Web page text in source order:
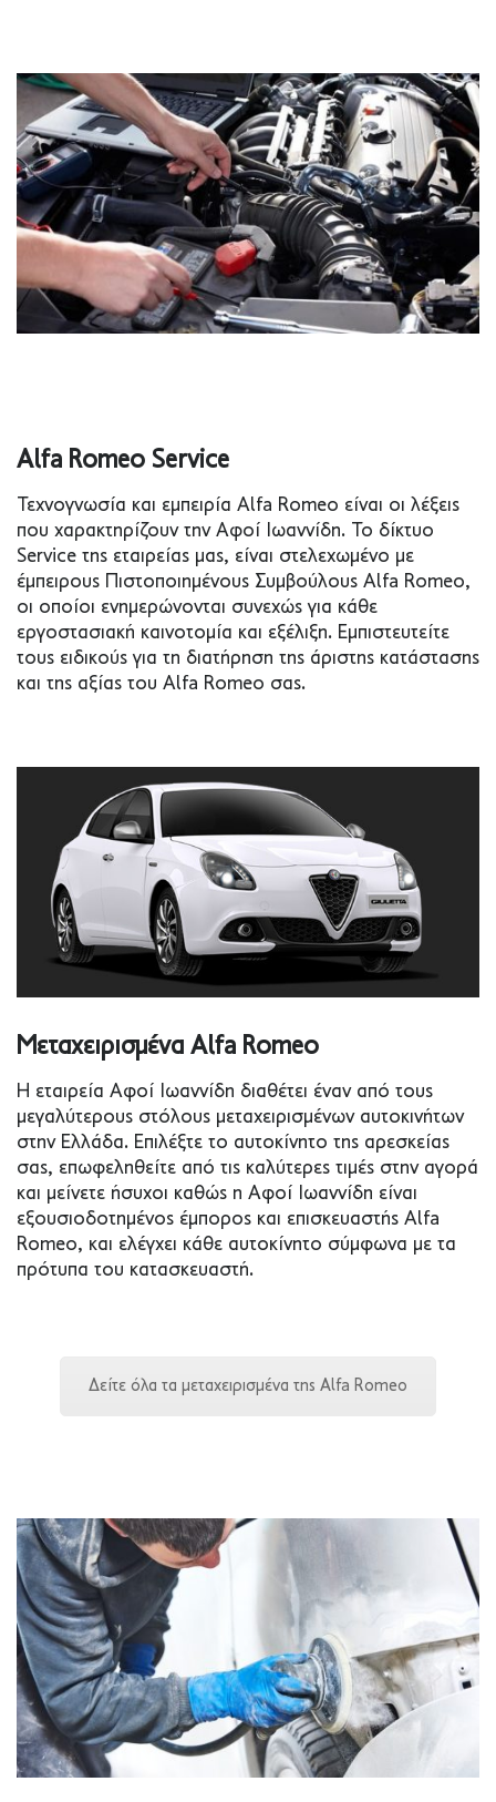
Alfa Romeo Service
Τεχνογνωσία και εμπειρία Alfa Romeo είναι οι λέξεις
που χαρακτηρίζουν την Αφοί Ιωαννίδη. Το δίκτυο
Service της εταιρείας μας, είναι στελεχωμένο με
έμπειρους Πιστοποιημένους Συμβούλους Alfa Romeo,
οι οποίοι ενημερώνονται συνεχώς για κάθε
εργοστασιακή καινοτομία και εξέλιξη. Εμπιστευτείτε
τους ειδικούς για τη διατήρηση της άριστης κατάστασης
και της αξίας του Alfa Romeo σας.
Mεταχειρισμένα Alfa Romeo
Η εταιρεία Αφοί Ιωαννίδη διαθέτει έναν από τους
μεγαλύτερους στόλους μεταχειρισμένων αυτοκινήτων
στην Ελλάδα. Επιλέξτε το αυτοκίνητο της αρεσκείας
σας, επωφεληθείτε από τις καλύτερες τιμές στην αγορά
και μείνετε ήσυχοι καθώς η Αφοί Ιωαννίδη είναι
εξουσιοδοτημένος έμπορος και επισκευαστής Alfa
Romeo, και ελέγχει κάθε αυτοκίνητο σύμφωνα με τα
πρότυπα του κατασκευαστή.
Δείτε όλα τα μεταχειρισμένα της Alfa Romeo